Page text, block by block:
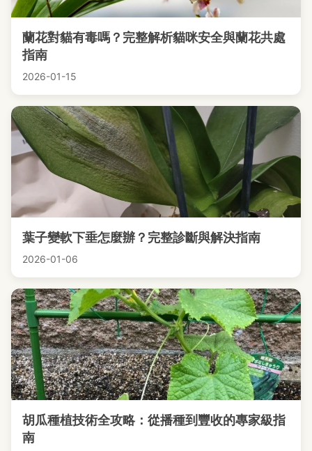
蘭花對貓有毒嗎？完整解析貓咪安全與蘭花共處
指南
2026-01-15
葉子變軟下垂怎麼辦？完整診斷與解決指南
2026-01-06
胡瓜種植技術全攻略：從播種到豐收的專家級指
南